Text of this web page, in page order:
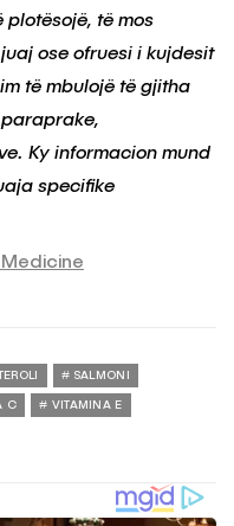
plotësojë, të mos
ose ofruesi i kujdesit
të mbulojë të gjitha
Ky informacion mund
specifike
SALMONI
C VITAMINA E